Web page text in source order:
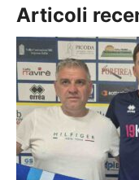
Articoli